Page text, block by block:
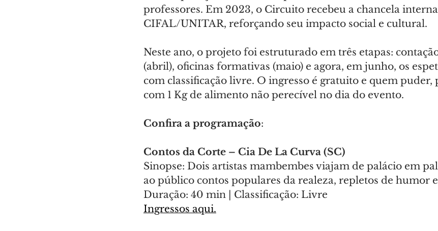
professores. Em 2023, o Circuito recebeu a chancela
CIFAL/UNITAR, reforçando seu impacto social e cultural.
Neste ano, o projeto foi estruturado em três etapas:
(abril), oficinas formativas (maio) e agora, em junho, os
com classificação livre. O ingresso é gratuito e quem
com 1 Kg de alimento não perecível no dia do evento.
Confira a programação:
Contos da Corte – Cia De La Curva (SC)
Sinopse: Dois artistas mambembes viajam de palácio em
ao público contos populares da realeza, repletos de humor
Duração: 40 min | Classificação: Livre
Ingressos aqui.